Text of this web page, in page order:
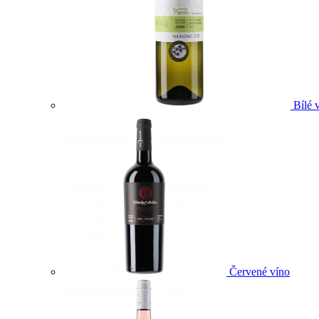
Bílé
Červené víno